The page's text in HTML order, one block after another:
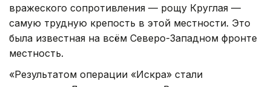
вражеского сопротивления — рощу Круглая —
самую трудную крепость в этой местности. Это
была известная на всём Северо-Западном фронте
местность.
«Результатом операции «Искра» стали